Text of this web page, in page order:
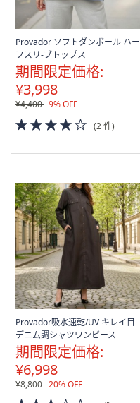
Provador ソフトダンボール ハー
フスリ-ブトップス
期間限定価格:
¥3,998
¥4,400 9% OFF
4.0
of
(2 件)
Provador吸水速乾/UV キレイ目
デニム調シャツワンピース
期間限定価格:
¥6,998
¥8,800 20% OFF